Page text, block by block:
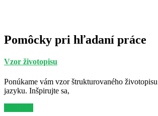
Pomôcky pri hľadaní práce
Vzor životopisu
Ponúkame vám vzor štrukturovaného
jazyku. Inšpirujte sa,